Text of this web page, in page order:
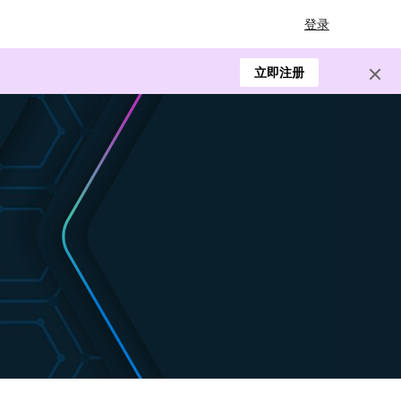
登录
立即注册